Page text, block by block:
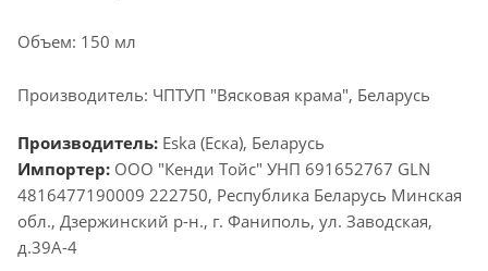
Объем: 150 мл
Производитель: ЧПТУП "Вясковая крама", Беларусь
Производитель: Eska (Еска), Беларусь
Импортер: ООО "Кенди Тойс" УНП 691652767 GLN
4816477190009 222750, Республика Беларусь Минская
обл., Дзержинский р-н., г. Фаниполь, ул. Заводская,
д.39А-4